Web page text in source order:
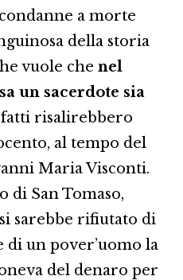
a morte
della storia
vuole che nel
un sacerdote sia
fatti risalirebbero
al tempo del
Maria Visconti.
di San Tomaso,
sarebbe rifiutato di
un pover’uomo la
del denaro per